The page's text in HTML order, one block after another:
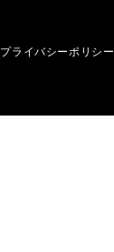
プライバシーポリシー